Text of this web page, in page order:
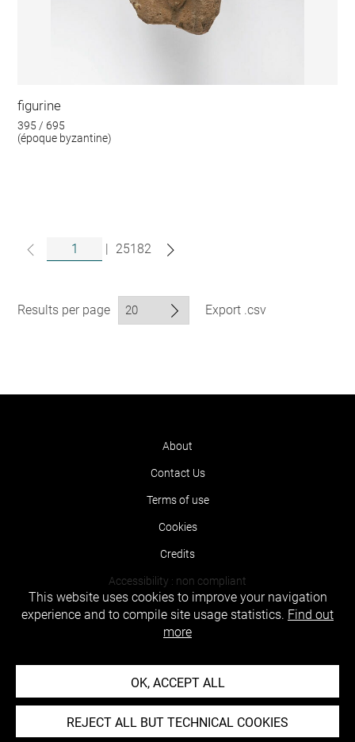
figurine
395 / 695
(époque byzantine)
| 25182
Results per page Export .csv
About
Contact Us
Terms of use
Cookies
Credits
Accessibility : non compliant
This website uses cookies to improve your navigation
experience and to compile site usage statistics. Find out
more
OK, ACCEPT ALL
REJECT ALL BUT TECHNICAL COOKIES